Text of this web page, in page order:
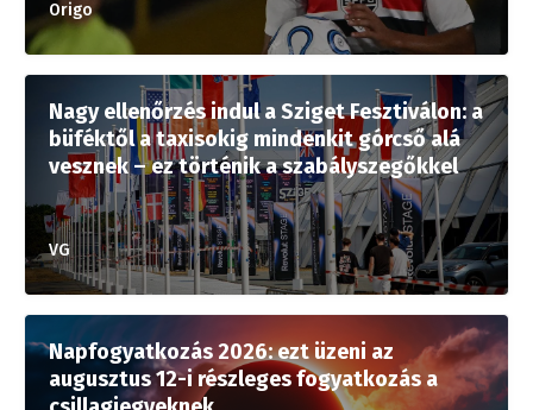
Origo
Nagy ellenőrzés indul a Sziget Fesztiválon: a
büféktől a taxisokig mindenkit górcső alá
vesznek – ez történik a szabályszegőkkel
VG
Napfogyatkozás 2026: ezt üzeni az
augusztus 12-i részleges fogyatkozás a